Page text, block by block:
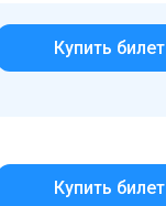
Купить билет
Купить билет